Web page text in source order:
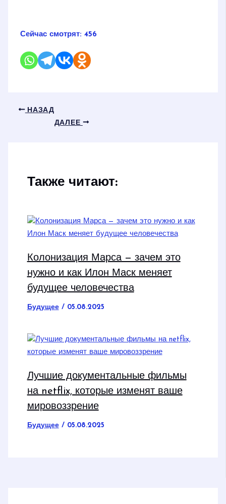
Сейчас смотрят: 456
НАЗАД
ДАЛЕЕ
Также читают:
Колонизация Марса — зачем это
нужно и как Илон Маск меняет
будущее человечества
Будущее/ 05.08.2025
Лучшие документальные фильмы
на netflix, которые изменят ваше
мировоззрение
Будущее/ 05.08.2025